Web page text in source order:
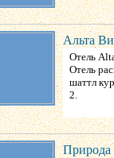
Альта
Отель
Отель
шаттл
2.
Природа